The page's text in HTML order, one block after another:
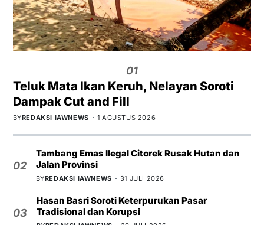
01
Teluk Mata Ikan Keruh, Nelayan Soroti
Dampak Cut and Fill
BYREDAKSI IAWNEWS 1 AGUSTUS 2026
02
Tambang Emas Ilegal Citorek Rusak Hutan dan
Jalan Provinsi
BYREDAKSI IAWNEWS 31 JULI 2026
03
Hasan Basri Soroti Keterpurukan Pasar
Tradisional dan Korupsi